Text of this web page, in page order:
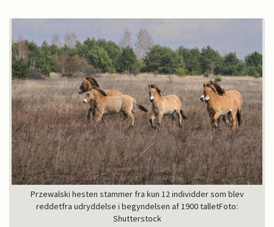
Przewalski hesten stammer fra kun 12 individder som blev
reddetfra udryddelse i begyndelsen af 1900 talletFoto:
Shutterstock